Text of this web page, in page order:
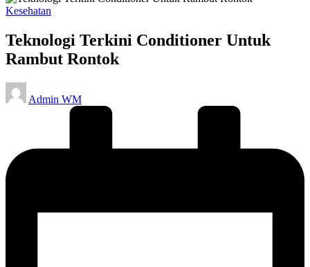
Posted
Kesehatan
Teknologi Terkini Conditioner Untuk
Rambut Rontok
Posted
by
Admin WM